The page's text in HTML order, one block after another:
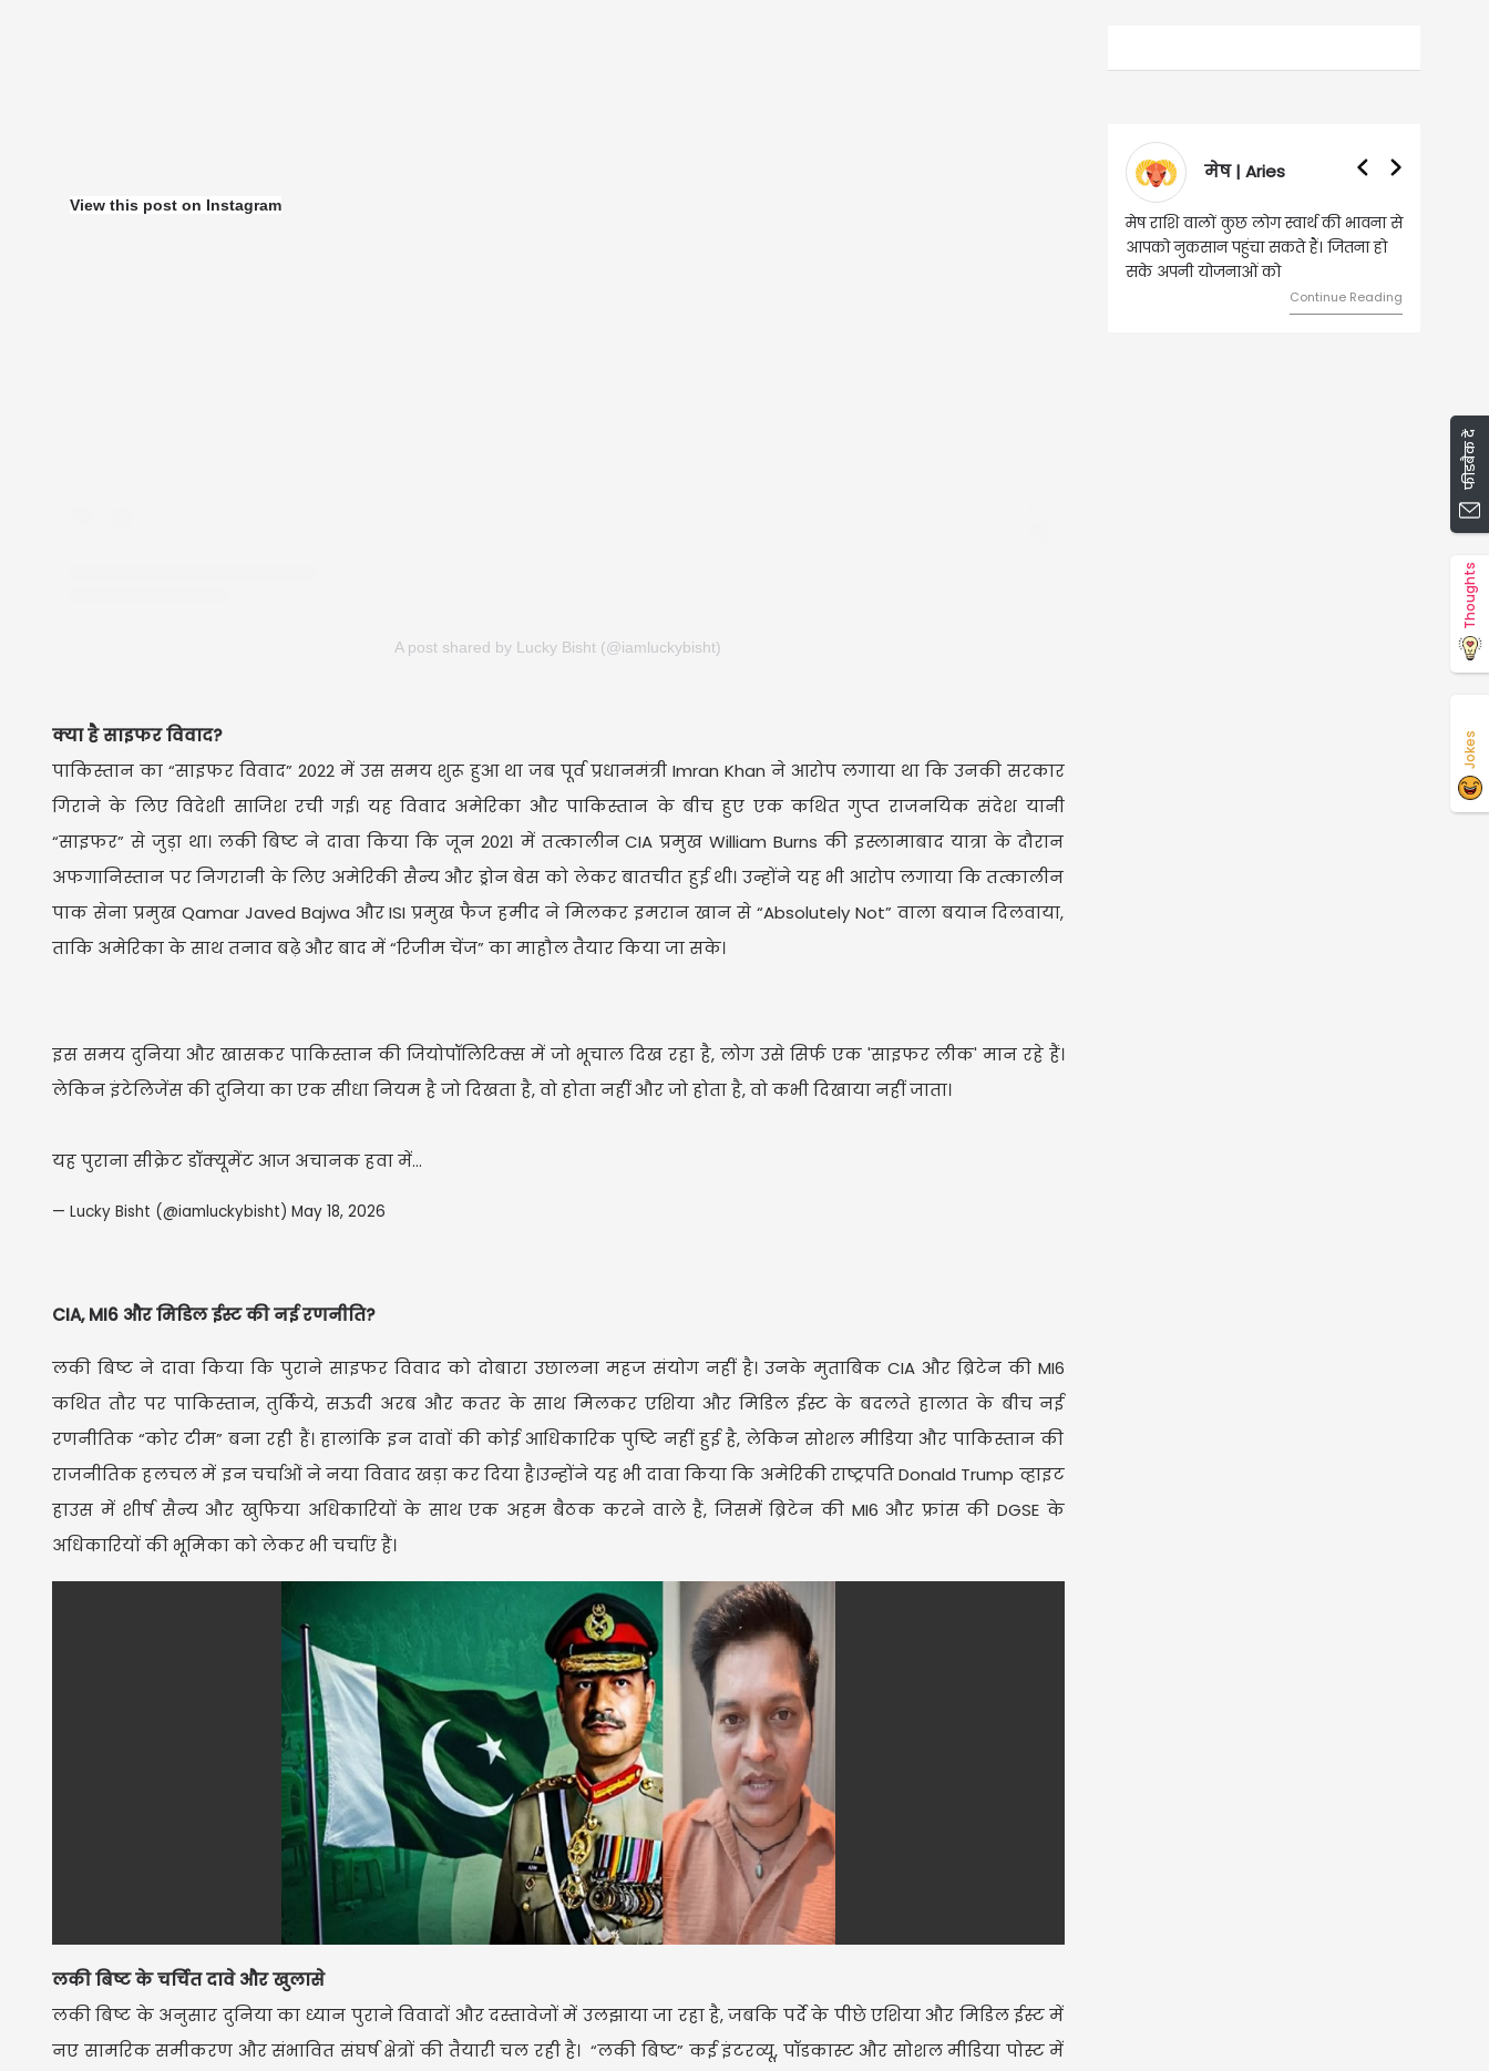
View this post on Instagram
A post shared by Lucky Bisht (@iamluckybisht)
क्या है साइफर विवाद?
पाकिस्तान का “साइफर विवाद” 2022 में उस समय शुरू हुआ था जब पूर्व प्रधानमंत्री Imran Khan ने आरोप लगाया था कि उनकी सरकार
गिराने के लिए विदेशी साजिश रची गई। यह विवाद अमेरिका और पाकिस्तान के बीच हुए एक कथित गुप्त राजनयिक संदेश यानी
“साइफर” से जुड़ा था। लकी बिष्ट ने दावा किया कि जून 2021 में तत्कालीन CIA प्रमुख William Burns की इस्लामाबाद यात्रा के दौरान
अफगानिस्तान पर निगरानी के लिए अमेरिकी सैन्य और ड्रोन बेस को लेकर बातचीत हुई थी। उन्होंने यह भी आरोप लगाया कि तत्कालीन
पाक सेना प्रमुख Qamar Javed Bajwa और ISI प्रमुख फैज हमीद ने मिलकर इमरान खान से “Absolutely Not” वाला बयान दिलवाया,
ताकि अमेरिका के साथ तनाव बढ़े और बाद में “रिजीम चेंज” का माहौल तैयार किया जा सके।
इस समय दुनिया और खासकर पाकिस्तान की जियोपॉलिटिक्स में जो भूचाल दिख रहा है, लोग उसे सिर्फ एक 'साइफर लीक' मान रहे हैं।
लेकिन इंटेलिजेंस की दुनिया का एक सीधा नियम है जो दिखता है, वो होता नहीं और जो होता है, वो कभी दिखाया नहीं जाता।
यह पुराना सीक्रेट डॉक्यूमेंट आज अचानक हवा में…
— Lucky Bisht (@iamluckybisht) May 18, 2026
CIA, MI6 और मिडिल ईस्ट की नई रणनीति?
लकी बिष्ट ने दावा किया कि पुराने साइफर विवाद को दोबारा उछालना महज संयोग नहीं है। उनके मुताबिक CIA और ब्रिटेन की MI6
कथित तौर पर पाकिस्तान, तुर्किये, सऊदी अरब और कतर के साथ मिलकर एशिया और मिडिल ईस्ट के बदलते हालात के बीच नई
रणनीतिक “कोर टीम” बना रही हैं। हालांकि इन दावों की कोई आधिकारिक पुष्टि नहीं हुई है, लेकिन सोशल मीडिया और पाकिस्तान की
राजनीतिक हलचल में इन चर्चाओं ने नया विवाद खड़ा कर दिया है।उन्होंने यह भी दावा किया कि अमेरिकी राष्ट्रपति Donald Trump व्हाइट
हाउस में शीर्ष सैन्य और खुफिया अधिकारियों के साथ एक अहम बैठक करने वाले हैं, जिसमें ब्रिटेन की MI6 और फ्रांस की DGSE के
अधिकारियों की भूमिका को लेकर भी चर्चाएं हैं।
लकी बिष्ट के चर्चित दावे और खुलासे
लकी बिष्ट के अनुसार दुनिया का ध्यान पुराने विवादों और दस्तावेजों में उलझाया जा रहा है, जबकि पर्दे के पीछे एशिया और मिडिल ईस्ट में
नए सामरिक समीकरण और संभावित संघर्ष क्षेत्रों की तैयारी चल रही है। “लकी बिष्ट” कई इंटरव्यू, पॉडकास्ट और सोशल मीडिया पोस्ट में
वृषभ | Taurus
वृष राशि वालों आय के स्त्रोत बढ़ने से रुके
हुए कार्यों में गति आएगी। युवा वर्ग भविष्य
को लेकर ज्यादा फोकस रहेंगे।
Continue Reading
फीडबैक दें
Thoughts
Jokes